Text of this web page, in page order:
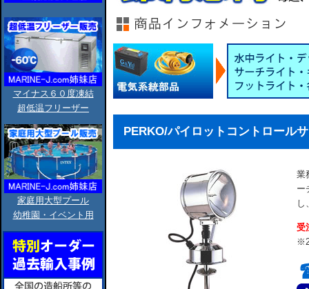
マイナス６０度凍結
超低温フリーザー
家庭用大型プール
幼稚園・イベント用
PERKO/パイロットコントロール
業
ー
し
受